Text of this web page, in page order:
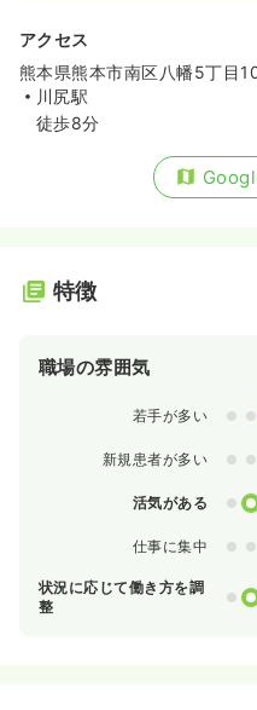
アクセス
熊本県熊本市南区八幡5丁目
川尻駅
徒歩8分
特徴
職場の雰囲気
若手が多い 0 1
新規患者が多い 0 1
活気がある 0 1
仕事に集中 0 1
状況に応じて働き方を調
整
0 1